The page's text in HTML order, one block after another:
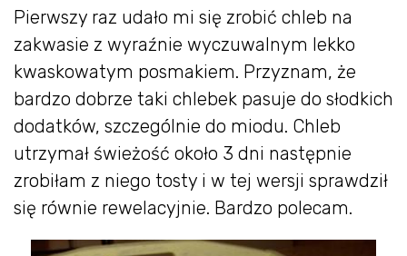
Pierwszy raz udało mi się zrobić chleb na
zakwasie z wyraźnie wyczuwalnym lekko
kwaskowatym posmakiem. Przyznam, że
bardzo dobrze taki chlebek pasuje do słodkich
dodatków, szczególnie do miodu. Chleb
utrzymał świeżość około 3 dni następnie
zrobiłam z niego tosty i w tej wersji sprawdził
się równie rewelacyjnie. Bardzo polecam.